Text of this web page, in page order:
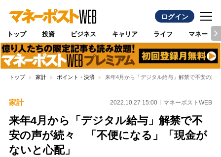
ログイン
トップ 投資 ビジネス キャリア ライフ マネー
トップ 家計 ポイント・決済 来年4月から「デジタル給与」解禁で不安の
家計 2022.10.27 15:00 マネーポストWEB
来年4月から「デジタル給与」解禁で不
安の声が続々 「不便になる」「現金が
ないと心配」